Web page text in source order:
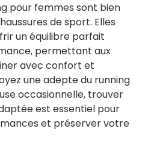
pour femmes sont bien
de sport. Elles
un équilibre parfait
permettant aux
avec confort et
une adepte du running
occasionnelle, trouver
est essentiel pour
et préserver votre